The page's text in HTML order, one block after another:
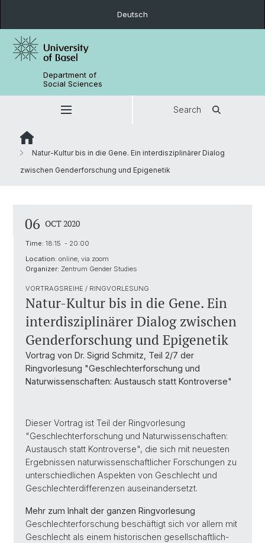
Deutsch
Department of
Social Sciences
Search
Natur-Kultur bis in die Gene. Ein interdisziplinärer Dialog
zwischen Genderforschung und Epigenetik
06 OCT 2020
Time: 18:15 - 20:00
Location: online, via zoom
Organizer: Zentrum Gender Studies
VORTRAGSREIHE / RINGVORLESUNG
Natur-Kultur bis in die Gene. Ein
interdisziplinärer Dialog zwischen
Genderforschung und Epigenetik
Vortrag von Dr. Sigrid Schmitz, Teil 2/7 der
Ringvorlesung "Geschlechterforschung und
Naturwissenschaften: Austausch statt Kontroverse"
Dieser Vortrag ist Teil der Ringvorlesung
"Geschlechterforschung und Naturwissenschaften:
Austausch statt Kontroverse", die sich mit neuesten
Ergebnissen naturwissenschaftlicher Forschungen zu
unterschiedlichen Aspekten von Geschlecht und
Geschlechterdifferenzen auseinandersetzt.
Mehr zum Inhalt der ganzen Ringvorlesung
Geschlechterforschung beschäftigt sich vor allem mit
Geschlecht als einem historischen gesellschaftlich-